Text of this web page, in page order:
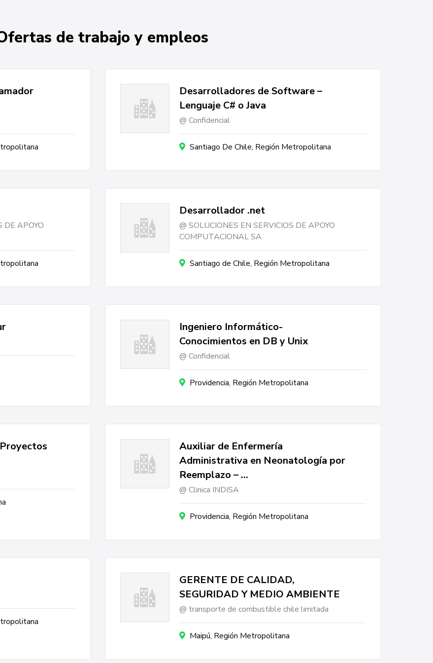
de trabajo y empleos
Desarrolladores de Software –
Lenguaje C# o Java
Confidencial
Santiago De Chile, Región Metropolitana
DE APOYO
Desarrollador .net
SOLUCIONES EN SERVICIOS DE APOYO
COMPUTACIONAL SA
Santiago de Chile, Región Metropolitana
Ingeniero Informático-
Conocimientos en DB y Unix
Confidencial
Providencia, Región Metropolitana
Auxiliar de Enfermería
Administrativa en Neonatología por
Reemplazo – …
Clinica INDISA
Providencia, Región Metropolitana
GERENTE DE CALIDAD,
SEGURIDAD Y MEDIO AMBIENTE
transporte de combustible chile limitada
Maipú, Región Metropolitana